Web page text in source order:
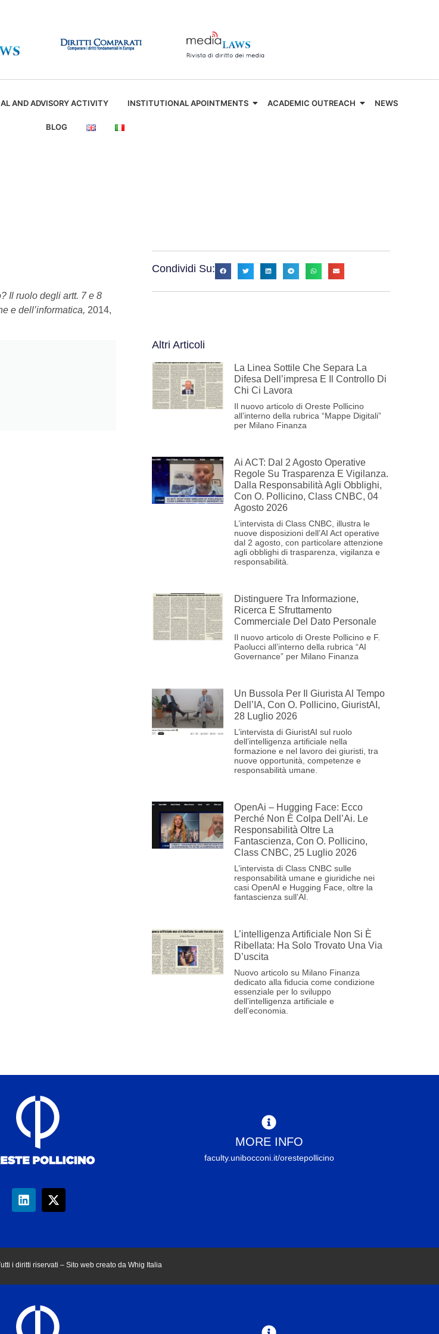
AND ADVISORY ACTIVITY INSTITUTIONAL APOINTMENTS ACADEMIC OUTREACH NEWS
BLOG
Il ruolo degli artt. 7 e 8
e dell’informatica, 2014,
Condividi Su:
Altri Articoli
La Linea Sottile Che Separa La
Difesa Dell’impresa E Il Controllo Di
Chi Ci Lavora
Il nuovo articolo di Oreste Pollicino
all’interno della rubrica “Mappe Digitali”
per Milano Finanza
Ai ACT: Dal 2 Agosto Operative
Regole Su Trasparenza E Vigilanza.
Dalla Responsabilità Agli Obblighi,
Con O. Pollicino, Class CNBC, 04
Agosto 2026
L’intervista di Class CNBC, illustra le
nuove disposizioni dell’AI Act operative
dal 2 agosto, con particolare attenzione
agli obblighi di trasparenza, vigilanza e
responsabilità.
Distinguere Tra Informazione,
Ricerca E Sfruttamento
Commerciale Del Dato Personale
Il nuovo articolo di Oreste Pollicino e F.
Paolucci all’interno della rubrica “AI
Governance” per Milano Finanza
Un Bussola Per Il Giurista Al Tempo
Dell’IA, Con O. Pollicino, GiuristAI,
28 Luglio 2026
L’intervista di GiuristAI sul ruolo
dell’intelligenza artificiale nella
formazione e nel lavoro dei giuristi, tra
nuove opportunità, competenze e
responsabilità umane.
OpenAi – Hugging Face: Ecco
Perché Non È Colpa Dell’Ai. Le
Responsabilità Oltre La
Fantascienza, Con O. Pollicino,
Class CNBC, 25 Luglio 2026
L’intervista di Class CNBC sulle
responsabilità umane e giuridiche nei
casi OpenAI e Hugging Face, oltre la
fantascienza sull’AI.
L’intelligenza Artificiale Non Si È
Ribellata: Ha Solo Trovato Una Via
D’uscita
Nuovo articolo su Milano Finanza
dedicato alla fiducia come condizione
essenziale per lo sviluppo
dell’intelligenza artificiale e
dell’economia.
MORE INFO
faculty.unibocconi.it/orestepollicino
i diritti riservati – Sito web creato da Whig Italia